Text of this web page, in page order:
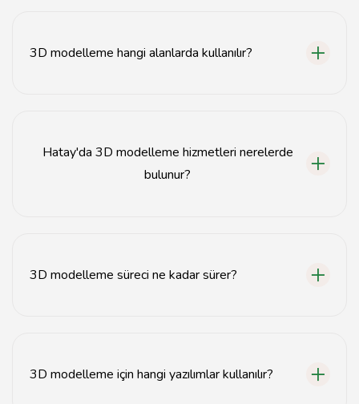
3D modelleme hangi alanlarda kullanılır?
Hatay'da 3D modelleme hizmetleri nerelerde
bulunur?
3D modelleme süreci ne kadar sürer?
3D modelleme için hangi yazılımlar kullanılır?